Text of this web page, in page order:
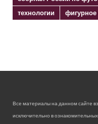
технологии
фигурное
Все материалы на данном сайте
исключительно в